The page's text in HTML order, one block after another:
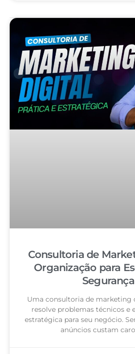
Consultoria de
Organização para
Segurança
Uma consultoria de marketing
resolve problemas técnicos e
estratégica para seu negócio.
anúncios custam